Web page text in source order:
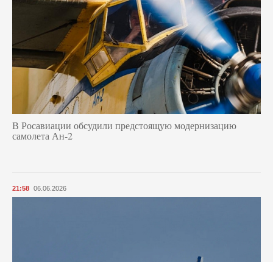
В Росавиации обсудили предстоящую модернизацию
самолета Ан-2
21:58 06.06.2026